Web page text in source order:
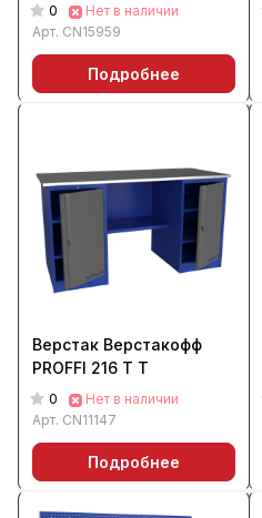
0
Нет в наличии
Арт. CN15959
Подробнее
Верстак Верстакофф
PROFFI 216 Т Т
0
Нет в наличии
Арт. CN11147
Подробнее